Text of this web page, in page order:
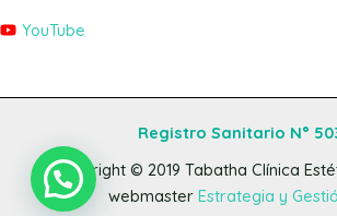
YouTube
Registro Sanitario N°
Copyright © 2019 Tabatha Clínica
webmaster Estrategia y